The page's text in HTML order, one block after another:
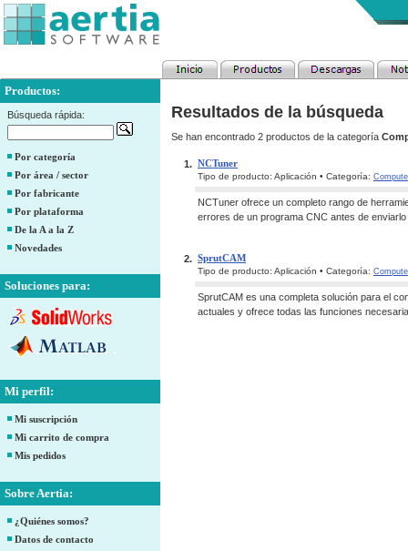
Productos:
Búsqueda rápida:
Por categoría
Por área / sector
Por fabricante
Por plataforma
De la A a la Z
Novedades
Soluciones para:
Mi perfil:
Mi suscripción
Mi carrito de compra
Mis pedidos
Sobre Aertia:
¿Quiénes somos?
Datos de contacto
Resultados de la búsqueda
Se han encontrado 2 productos de la categoría
1. NCTuner
Tipo de producto: Aplicación • Categoría:
NCTuner ofrece un completo rango de
errores de un programa CNC antes de enviarlo
2. SprutCAM
Tipo de producto: Aplicación • Categoría:
SprutCAM es una completa solución para el
actuales y ofrece todas las funciones